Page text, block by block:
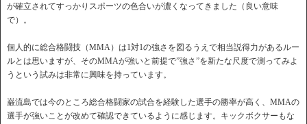
が確立されてすっかりスポーツの色合いが濃くなってきました（良い意味
で）。
個人的に総合格闘技（MMA）は1対1の強さを図るうえで相当説得力があるルー
ルとは思いますが、そのMMAが強いと前提で”強さ”を新たな尺度で測ってみよ
うという試みは非常に興味を持っています。
巌流島では今のところ総合格闘家の試合を経験した選手の勝率が高く、MMAの
選手が強いことが改めて確認できているように感じます。キックボクサーもな